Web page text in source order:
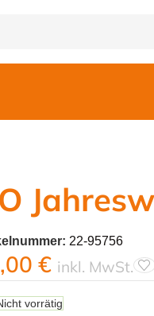
22-95756
€ inkl. MwSt.
vorrätig